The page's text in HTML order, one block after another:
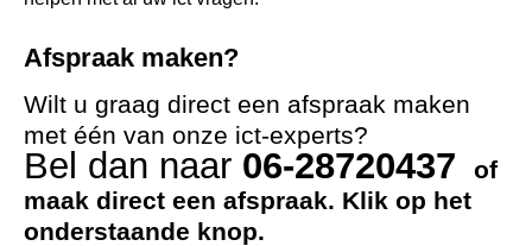
Afspraak maken?
Wilt u graag direct een afspraak maken
met één van onze ict-experts?
Bel dan naar 06-28720437
of
maak direct een afspraak. Klik op het
onderstaande knop.